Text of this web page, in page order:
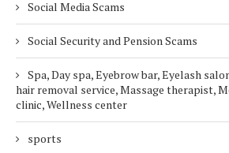
Social Media Scams
Social Security and Pension Scams
Spa, Day spa, Eyebrow bar, Eyelash
hair removal service, Massage therapist,
clinic, Wellness center
sports